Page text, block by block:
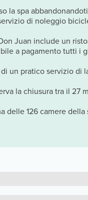
la spa
di noleggio
Juan include un
a pagamento tutti i
un pratico servizio di
la chiusura tra il 27
delle 126 camere